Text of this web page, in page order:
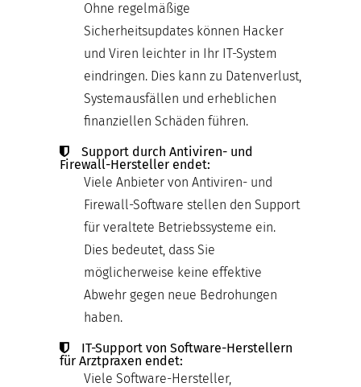
Ohne regelmäßige
Sicherheitsupdates können Hacker
und Viren leichter in Ihr IT-System
eindringen. Dies kann zu Datenverlust,
Systemausfällen und erheblichen
finanziellen Schäden führen.
Support durch Antiviren- und
Firewall-Hersteller endet:
Viele Anbieter von Antiviren- und
Firewall-Software stellen den Support
für veraltete Betriebssysteme ein.
Dies bedeutet, dass Sie
möglicherweise keine effektive
Abwehr gegen neue Bedrohungen
haben.
IT-Support von Software-Herstellern
für Arztpraxen endet:
Viele Software-Hersteller,